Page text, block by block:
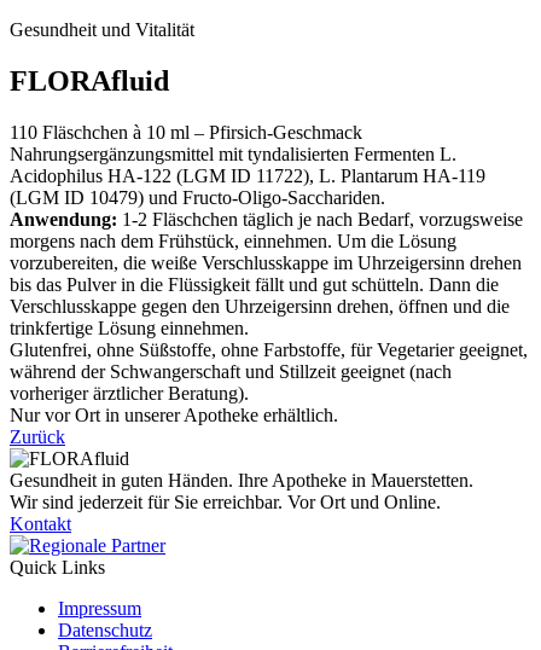
Gesundheit und Vitalität
FLORAfluid
110 Fläschchen à 10 ml – Pfirsich-Geschmack
Nahrungsergänzungsmittel mit tyndalisierten Fermenten L.
Acidophilus HA-122 (LGM ID 11722), L. Plantarum HA-119
(LGM ID 10479) und Fructo-Oligo-Sacchariden.
Anwendung: 1-2 Fläschchen täglich je nach Bedarf, vorzugsweise
morgens nach dem Frühstück, einnehmen. Um die Lösung
vorzubereiten, die weiße Verschlusskappe im Uhrzeigersinn drehen
bis das Pulver in die Flüssigkeit fällt und gut schütteln. Dann die
Verschlusskappe gegen den Uhrzeigersinn drehen, öffnen und die
trinkfertige Lösung einnehmen.
Glutenfrei, ohne Süßstoffe, ohne Farbstoffe, für Vegetarier geeignet,
während der Schwangerschaft und Stillzeit geeignet (nach
vorheriger ärztlicher Beratung).
Nur vor Ort in unserer Apotheke erhältlich.
Zurück
Gesundheit in guten Händen. Ihre Apotheke in Mauerstetten.
Wir sind jederzeit für Sie erreichbar. Vor Ort und Online.
Kontakt
Quick Links
Impressum
Datenschutz